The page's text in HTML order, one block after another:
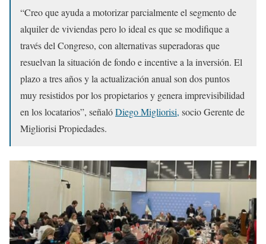
“Creo que ayuda a motorizar parcialmente el segmento de
alquiler de viviendas pero lo ideal es que se modifique a
través del Congreso, con alternativas superadoras que
resuelvan la situación de fondo e incentive a la inversión. El
plazo a tres años y la actualización anual son dos puntos
muy resistidos por los propietarios y genera imprevisibilidad
en los locatarios”, señalóDiego Migliorisi, socio Gerente de
Migliorisi Propiedades.